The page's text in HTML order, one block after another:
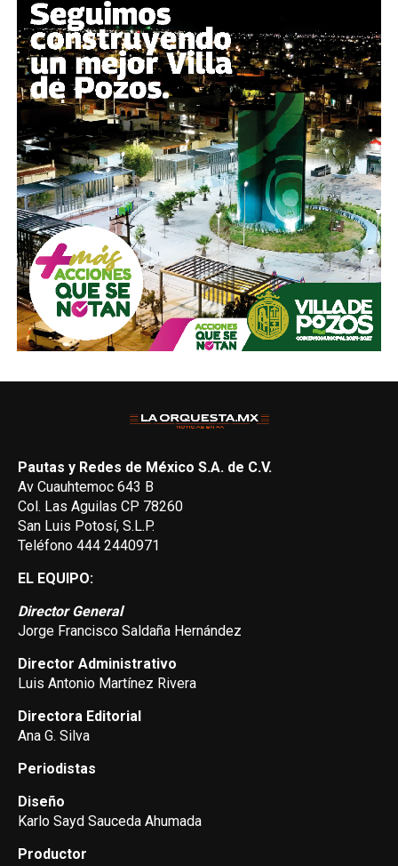
Pautas y Redes de México S.A. de C.V.
Av Cuauhtemoc 643 B
Col. Las Aguilas CP 78260
San Luis Potosí, S.L.P.
Teléfono 444 2440971
EL EQUIPO:
Director General
Jorge Francisco Saldaña Hernández
Director Administrativo
Luis Antonio Martínez Rivera
Directora Editorial
Ana G. Silva
Periodistas
Diseño
Karlo Sayd Sauceda Ahumada
Productor